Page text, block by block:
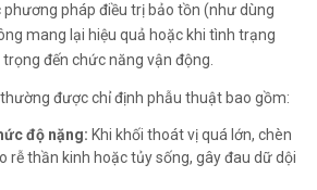
phương pháp điều trị bảo tồn (như dùng
mang lại hiệu quả hoặc khi tình trạng
đến chức năng vận động.
được chỉ định phẫu thuật bao gồm:
độ nặng: Khi khối thoát vị quá lớn, chèn
rễ thần kinh hoặc tủy sống, gây đau dữ dội